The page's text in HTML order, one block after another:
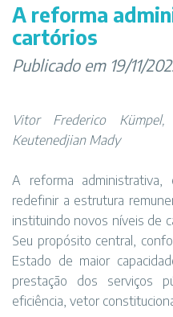
A reforma
cartórios
Publicado em 19/11/
Vitor Frederico
Keutenedjian Mady
A reforma administrativa,
redefinir a estrutura
instituindo novos níveis de
Seu propósito central,
Estado de maior
prestação dos serviços
eficiência, vetor